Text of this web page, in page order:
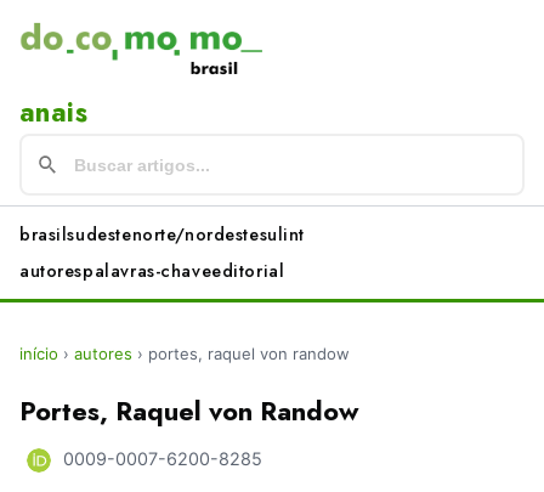
anais
brasilsudestenorte/nordestesulint
autorespalavras-chaveeditorial
início › autores › portes, raquel von randow
Portes, Raquel von Randow
0009-0007-6200-8285